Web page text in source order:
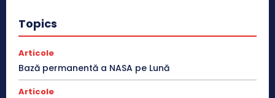
Topics
Articole
Bază permanentă a NASA pe Lună
Articole